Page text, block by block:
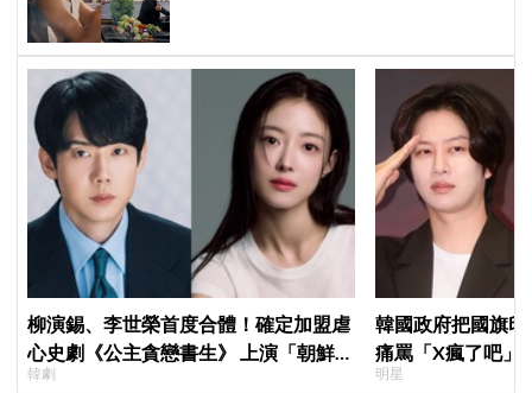
柳演錫、李世榮首度合體！確定加盟虐
心史劇《公主貪戀書生》 上演「朝鮮版
羅密歐與茱麗葉」
韓劇
韓國政府把國旗
痛罵「X瘋了吧」
明星